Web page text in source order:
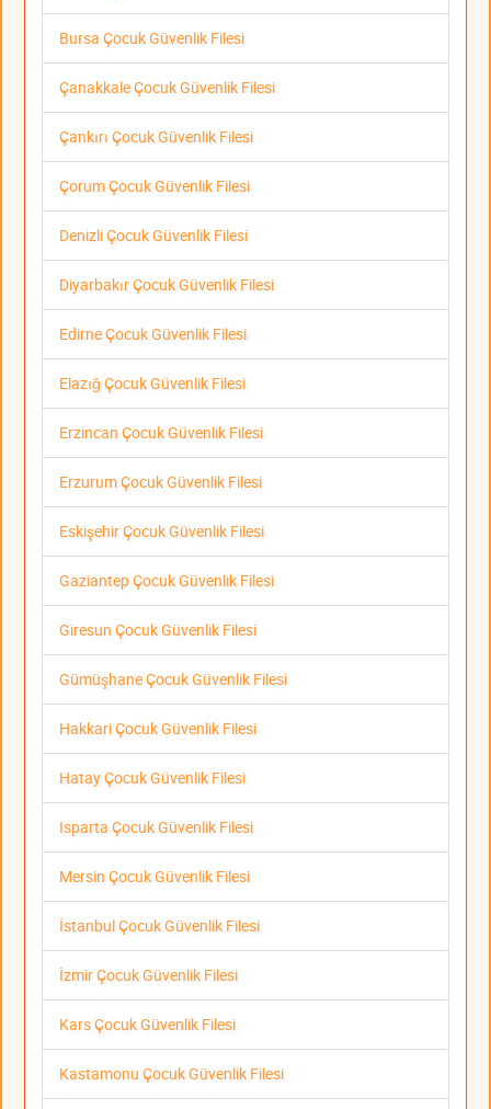
Bursa Çocuk Güvenlik Filesi
Çanakkale Çocuk Güvenlik Filesi
Çankırı Çocuk Güvenlik Filesi
Çorum Çocuk Güvenlik Filesi
Denizli Çocuk Güvenlik Filesi
Diyarbakır Çocuk Güvenlik Filesi
Edirne Çocuk Güvenlik Filesi
Elazığ Çocuk Güvenlik Filesi
Erzincan Çocuk Güvenlik Filesi
Erzurum Çocuk Güvenlik Filesi
Eskişehir Çocuk Güvenlik Filesi
Gaziantep Çocuk Güvenlik Filesi
Giresun Çocuk Güvenlik Filesi
Gümüşhane Çocuk Güvenlik Filesi
Hakkari Çocuk Güvenlik Filesi
Hatay Çocuk Güvenlik Filesi
Isparta Çocuk Güvenlik Filesi
Mersin Çocuk Güvenlik Filesi
İstanbul Çocuk Güvenlik Filesi
İzmir Çocuk Güvenlik Filesi
Kars Çocuk Güvenlik Filesi
Kastamonu Çocuk Güvenlik Filesi